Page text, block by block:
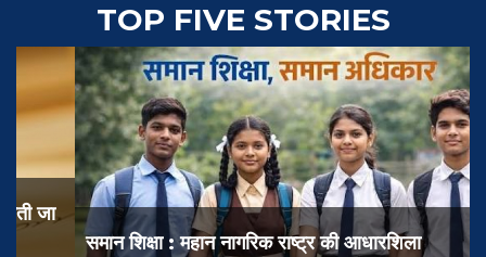
TOP FIVE STORIES
समान शिक्षा : महान नागरिक राष्ट्र की आधारशिला